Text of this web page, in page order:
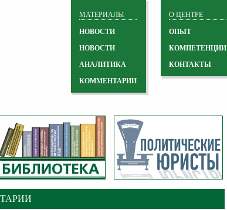
О ЦЕНТРЕ
ОПЫТ
КОМПЕТЕНЦИИ
КОНТАКТЫ
МАТЕРИАЛЫ
НОВОСТИ
НОВОСТИ
АНАЛИТИКА
КОММЕНТАРИИ